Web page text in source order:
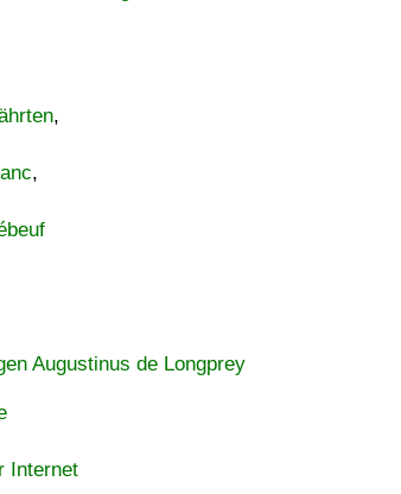
,
,
Augustinus de Longprey
Internet